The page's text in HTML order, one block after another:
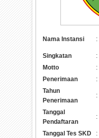
Nama Instansi :
Singkatan
:
Motto
:
Penerimaan
:
Tahun
Penerimaan
:
Tanggal
Pendaftaran
:
Tanggal Tes SKD :